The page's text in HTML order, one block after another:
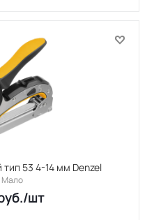
53 4-14 мм Denzel
Мало
/шт